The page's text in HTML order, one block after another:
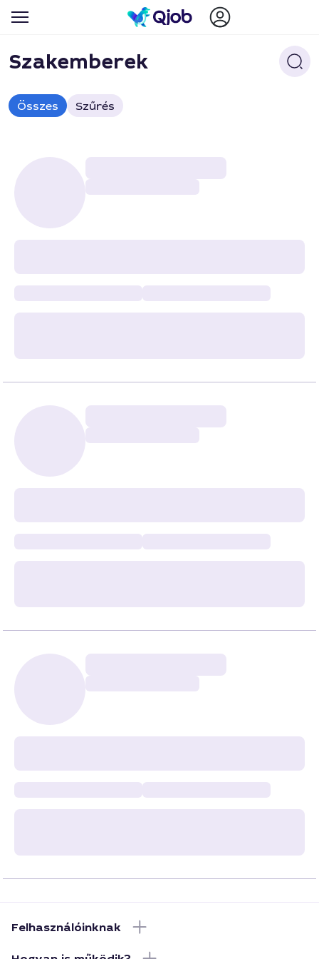
Szakemberek
Összes Szűrés
Felhasználóinknak